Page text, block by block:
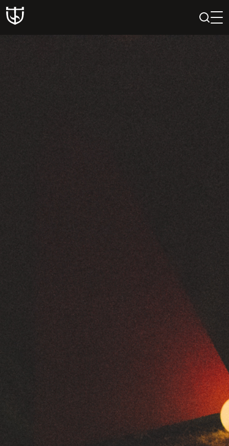
FESTIVALIS „THEATRIUM”
EDUKACIJA IR PARODOS
KULTŪROS PASAS
DOVANŲ KUPONAS
BILIETAI IR NUOLAIDOS
INFORMACIJA ASMENIMS SU NEGALIA
KAVINĖ „DRAMA-CHA-CHA”
VAIKŲ TEATRO STUDIJA